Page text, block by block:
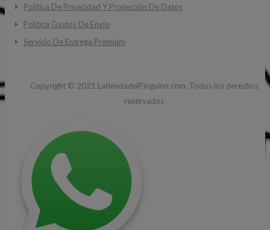
Política De Privacidad Y Protección De Datos
Politica Gastos De Envio
Servicio De Entrega Premium
Copyright © 2021 LatiendadelPinguino.com. Todos los derechos
reservados